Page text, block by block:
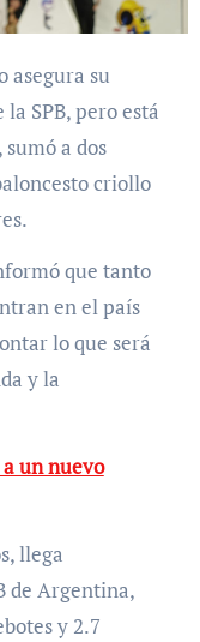
SPB, pero está
a dos
criollo
que tanto
en el país
lo que será
y la
un nuevo
llega
de Argentina,
y 2.7